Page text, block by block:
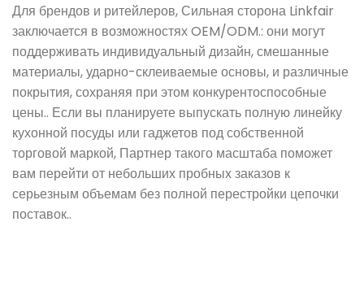
Для брендов и ритейлеров, Сильная сторона Linkfair
заключается в возможностях OEM/ODM.: они могут
поддерживать индивидуальный дизайн, смешанные
материалы, ударно-склеиваемые основы, и различные
покрытия, сохраняя при этом конкурентоспособные
цены.. Если вы планируете выпускать полную линейку
кухонной посуды или гаджетов под собственной
торговой маркой, Партнер такого масштаба поможет
вам перейти от небольших пробных заказов к
серьезным объемам без полной перестройки цепочки
поставок..